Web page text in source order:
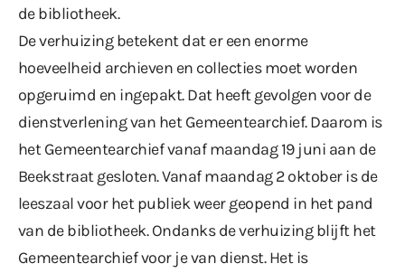
de bibliotheek.
De verhuizing betekent dat er een enorme
hoeveelheid archieven en collecties moet worden
opgeruimd en ingepakt. Dat heeft gevolgen voor de
dienstverlening van het Gemeentearchief. Daarom is
het Gemeentearchief vanaf maandag 19 juni aan de
Beekstraat gesloten. Vanaf maandag 2 oktober is de
leeszaal voor het publiek weer geopend in het pand
van de bibliotheek. Ondanks de verhuizing blijft het
Gemeentearchief voor je van dienst. Het is